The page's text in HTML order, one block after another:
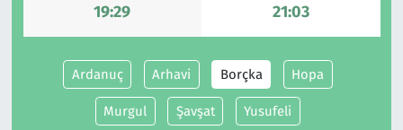
19:29 21:03
Ardanuç Arhavi Borçka Hopa
Murgul Şavşat Yusufeli
Süleymanpaşa
Tekirdağ